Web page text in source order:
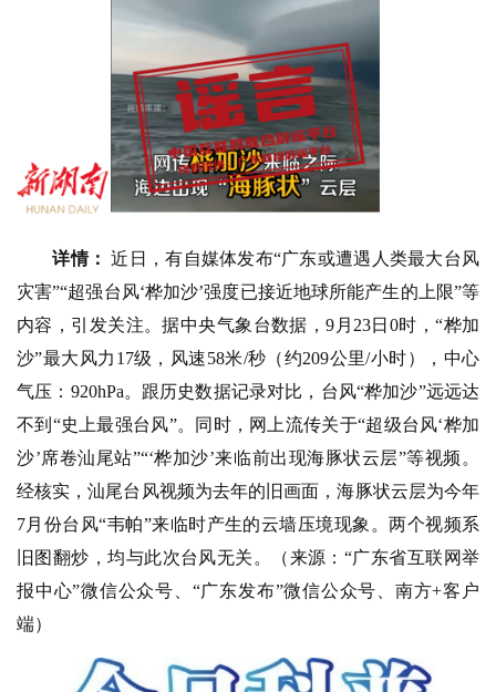
详情： 近日，有自媒体发布“广东或遭遇人类最大台风
灾害”“超强台风‘桦加沙’强度已接近地球所能产生的上限”等
内容，引发关注。据中央气象台数据，9月23日0时，“桦加
沙”最大风力17级，风速58米/秒（约209公里/小时），中心
气压：920hPa。跟历史数据记录对比，台风“桦加沙”远远达
不到“史上最强台风”。同时，网上流传关于“超级台风‘桦加
沙’席卷汕尾站”“‘桦加沙’来临前出现海豚状云层”等视频。
经核实，汕尾台风视频为去年的旧画面，海豚状云层为今年
7月份台风“韦帕”来临时产生的云墙压境现象。两个视频系
旧图翻炒，均与此次台风无关。（来源：“广东省互联网举
报中心”微信公众号、“广东发布”微信公众号、南方+客户
端）